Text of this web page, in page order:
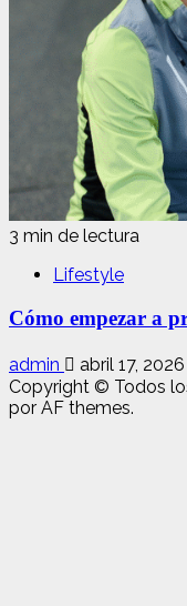
3 min de lectura
Lifestyle
Cómo empezar a
admin
abril 17, 2026
Copyright © Todos
por AF themes.